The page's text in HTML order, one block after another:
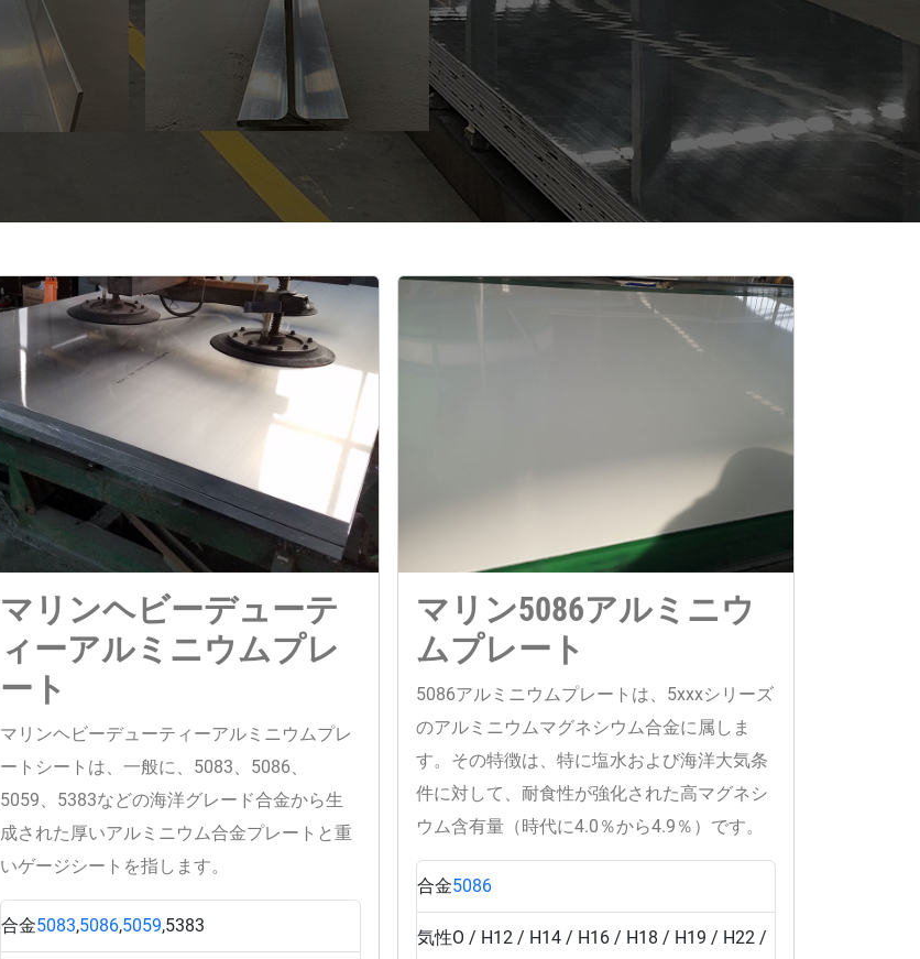
マリンヘビーデューテ
ィーアルミニウムプレ
ート
マリンヘビーデューティーアルミニウムプレ
ートシートは、一般に、5083、5086、
5059、5383などの海洋グレード合金から生
成された厚いアルミニウム合金プレートと重
いゲージシートを指します。
合金5083,5086,5059,5383
マリン5086アルミニウ
ムプレート
5086アルミニウムプレートは、5xxxシリーズ
のアルミニウムマグネシウム合金に属しま
す。その特徴は、特に塩水および海洋大気条
件に対して、耐食性が強化された高マグネシ
ウム含有量（時代に4.0％から4.9％）です。
合金5086
気性O / H12 / H14 / H16 / H18 / H19 / H22 /